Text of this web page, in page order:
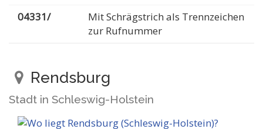
04331/
Mit Schrägstrich als Trennzeichen
zur Rufnummer
Rendsburg
Stadt in Schleswig-Holstein